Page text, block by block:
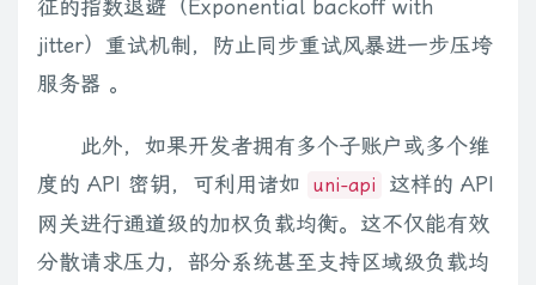
征的指数退避（Exponential backoff with
jitter）重试机制，防止同步重试风暴进一步压垮
服务器 。
此外，如果开发者拥有多个子账户或多个维
度的 API 密钥，可利用诸如
uni-api
这样的 API
网关进行通道级的加权负载均衡。这不仅能有效
分散请求压力，部分系统甚至支持区域级负载均